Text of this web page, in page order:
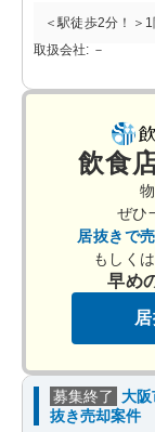
＜駅徒歩2分！＞
取扱会社: －
飲食
ぜひ
居抜きで
もしくは
早め
募集終了
大
抜き売却案件